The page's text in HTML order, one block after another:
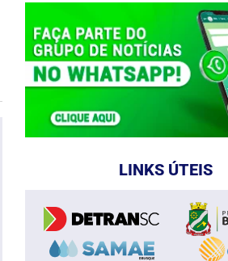
LINKS ÚTEIS